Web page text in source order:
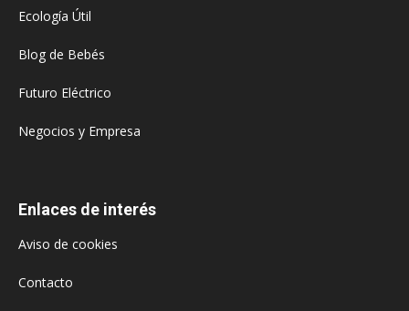
Ecología Útil
Blog de Bebés
Futuro Eléctrico
Negocios y Empresa
Enlaces de interés
Aviso de cookies
Contacto